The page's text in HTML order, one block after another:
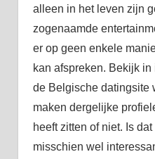
alleen in het leven zijn
zogenaamde
er op geen enkele
kan afspreken. Bekijk
de Belgische datingsite
maken dergelijke
heeft zitten of niet. Is
misschien wel